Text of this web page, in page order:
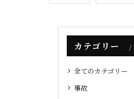
カテゴリー
全てのカテゴリー
事故